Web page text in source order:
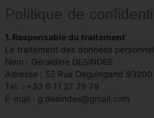
Politique de
1. Responsable du traitement
Le traitement des données
Nom : Géraldine DESINDES
Adresse : 52 Rue Deguingand
Tél. : +33 6 11 27 29 79
E-mail : g.desindes@gmail.com